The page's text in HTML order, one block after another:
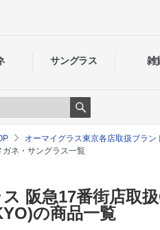
サングラス 雑
Search
オーマイグラス東京各店取扱ブラン
ネ・サングラス一覧
阪急17番街店取
の商品一覧